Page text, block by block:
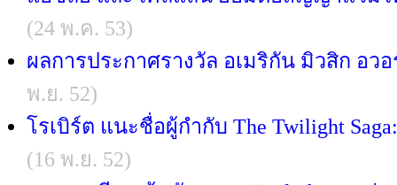
(24 พ.ค. 53)
ผลการประกาศรางวัล อเมริกัน มิวสิก อวอ
พ.ย. 52)
โรเบิร์ต แนะชื่อผู้กำกับ The Twilight
(16 พ.ย. 52)